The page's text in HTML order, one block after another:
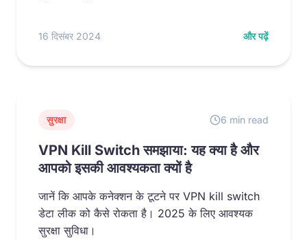
16 दिसंबर 2024 और पढ़ें
सुरक्षा 6 min read
VPN Kill Switch समझाया: यह क्या है और
आपको इसकी आवश्यकता क्यों है
जानें कि आपके कनेक्शन के टूटने पर VPN kill switch
डेटा लीक को कैसे रोकता है। 2025 के लिए आवश्यक
सुरक्षा सुविधा।